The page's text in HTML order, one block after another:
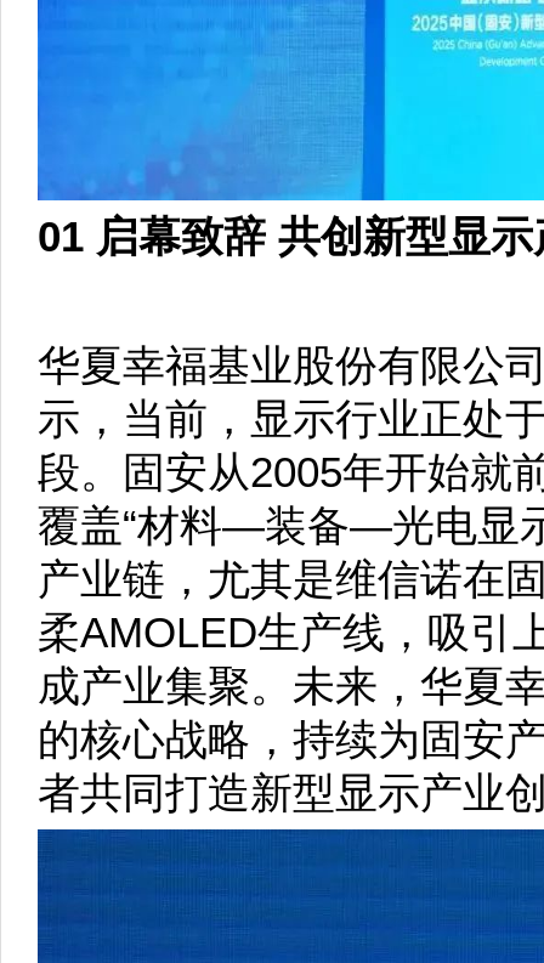
01 启幕致辞 共创新型显
华夏幸福基业股份有限公
示，当前，显示行业正处
段。固安从2005年开始就
覆盖“材料—装备—光电显
产业链，尤其是维信诺在
柔AMOLED生产线，吸引
成产业集聚。未来，华夏
的核心战略，持续为固安
者共同打造新型显示产业